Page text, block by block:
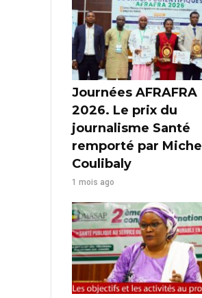
Journées AFRAFRA
2026. Le prix du
journalisme Santé
remporté par Michel
Coulibaly
1 mois ago